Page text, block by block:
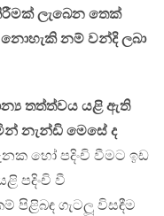
ලැබෙන තෙක්
නම් වන්දි ලබා
තත්ත්වය යළි ඇති
නැන්ඩි මෙසේ ද
හෝ පදිංචි වීමට ඉඩ
පදිංචි වී
ගැටලූ විසඳීම